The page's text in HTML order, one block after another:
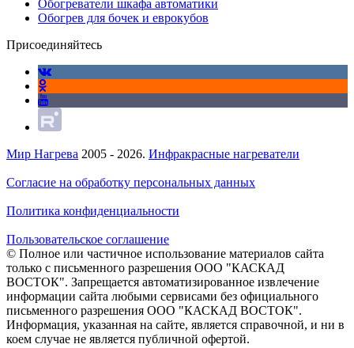
Обогреватели шкафа автоматики
Обогрев для бочек и еврокубов
Присоединяйтесь
Мир Нагрева 2005 - 2026. Инфракрасные нагреватели
Согласие на обработку персональных данных
Политика конфиденциальности
Пользовательское соглашение
© Полное или частичное использование материалов сайта
только с письменного разрешения ООО "КАСКАД
ВОСТОК". Запрещается автоматизированное извлечение
информации сайта любыми сервисами без официального
письменного разрешения ООО "КАСКАД ВОСТОК".
Информация, указанная на сайте, является справочной, и ни в
коем случае не является публичной офертой.